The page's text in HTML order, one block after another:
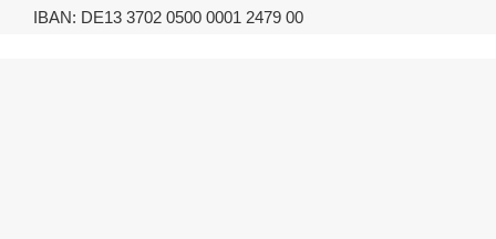
IBAN: DE13 3702 0500 0001 2479 00